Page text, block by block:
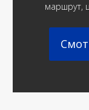
маршрут,